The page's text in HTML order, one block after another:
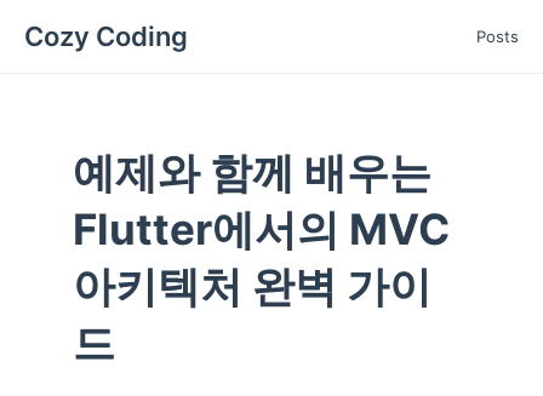
Cozy Coding Posts
예제와 함께 배우는
Flutter에서의 MVC
아키텍처 완벽 가이
드